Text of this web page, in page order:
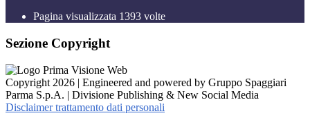
Pagina visualizzata 1393 volte
Sezione Copyright
Copyright 2026 | Engineered and powered by Gruppo Spaggiari
Parma S.p.A. | Divisione Publishing & New Social Media
Disclaimer trattamento dati personali